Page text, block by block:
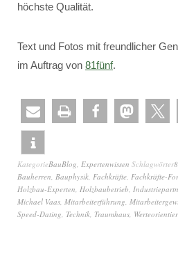
höchste Qualität.
Text und Fotos mit freundlicher
im Auftrag von 81fünf.
KategorieBauBlog, Expertenwissen Schlagwörter
Bauherren, Bauphysik, Fachkräfte, Fachkräfte-
Holzbau-Experten, Holzbaubetrieb,
Michael Vaas, Mitarbeiterführung,
Speed-Dating, Technik, Traumhaus,